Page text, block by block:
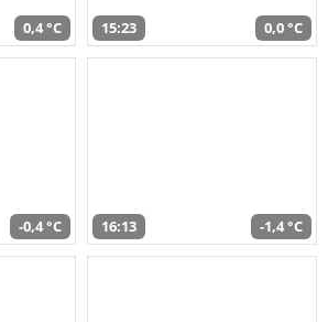
0,4 °C 15:23 0,0 °C
-0,4 °C 16:13 -1,4 °C